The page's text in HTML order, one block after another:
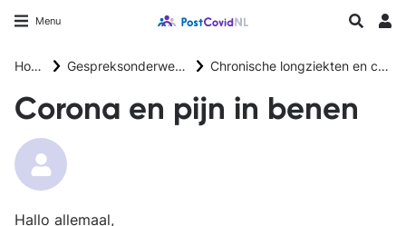
gaan
Menu Longfonds homepageZoeken
Home Gespreksonderwerpen Chronische longziekten en corona
Corona en pijn in benen
Hallo allemaal,